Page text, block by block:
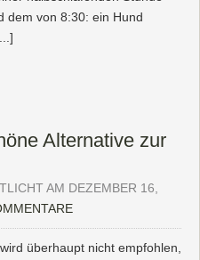
dem von 8:30: ein Hund
Alternative zur
AM DEZEMBER 16,
überhaupt nicht empfohlen,